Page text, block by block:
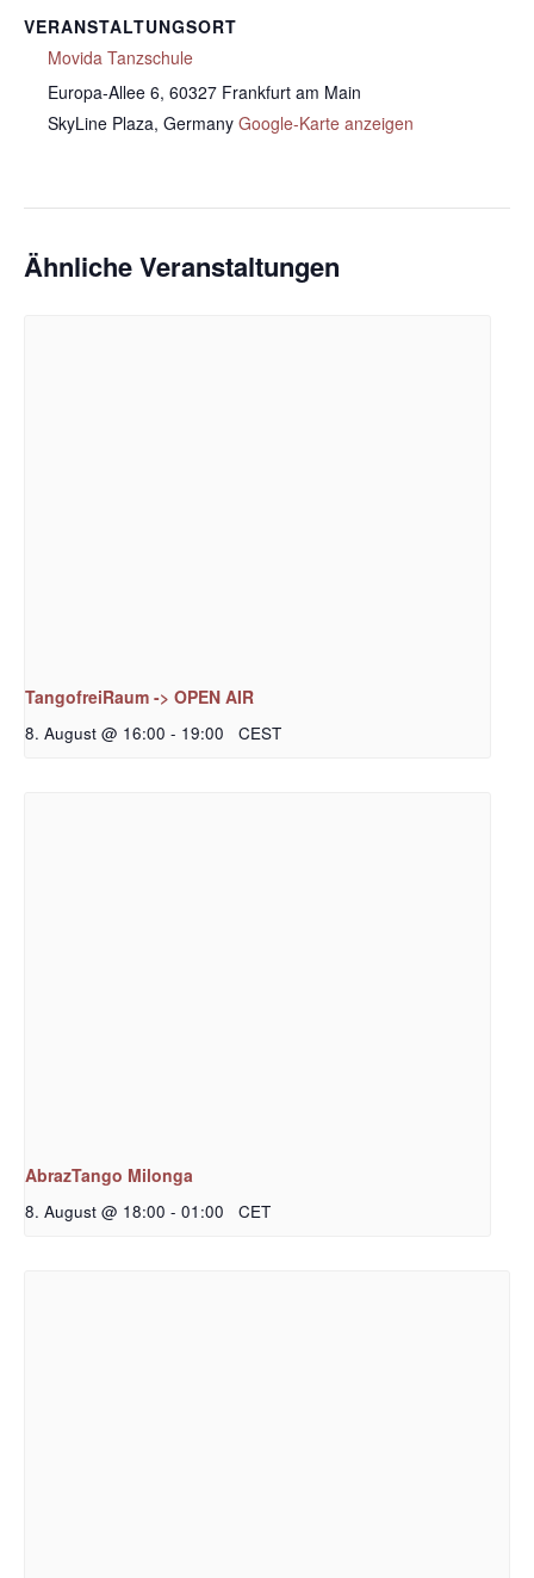
VERANSTALTUNGSORT
Movida Tanzschule
Europa-Allee 6, 60327 Frankfurt am Main
SkyLine Plaza, Germany Google-Karte anzeigen
Ähnliche Veranstaltungen
TangofreiRaum -> OPEN AIR
8. August @ 16:00 - 19:00 CEST
AbrazTango Milonga
8. August @ 18:00 - 01:00 CET